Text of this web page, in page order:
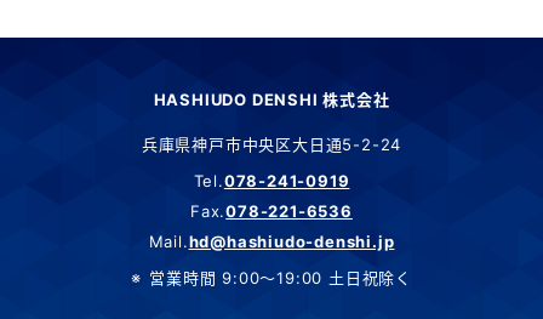
HASHIUDO DENSHI 株式会社
兵庫県神戸市中央区大日通5-2-24
Tel.078-241-0919
Fax.078-221-6536
Mail.hd@hashiudo-denshi.jp
営業時間 9:00～19:00 土日祝除く